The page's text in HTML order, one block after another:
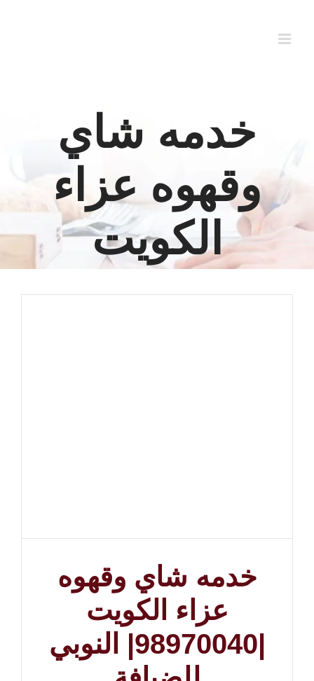
خدمه شاي
وقهوه عزاء
الكويت
خدمه شاي وقهوه
عزاء الكويت
|98970040| النوبي